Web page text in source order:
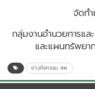
จัดท
กลุ่มงานอำนวยการแ
และแผนทรัพยา
ข่าวกิจกรรม สผ.